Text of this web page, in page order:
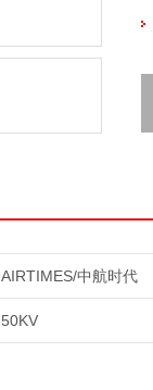
AIRTIMES/中航时代
50KV